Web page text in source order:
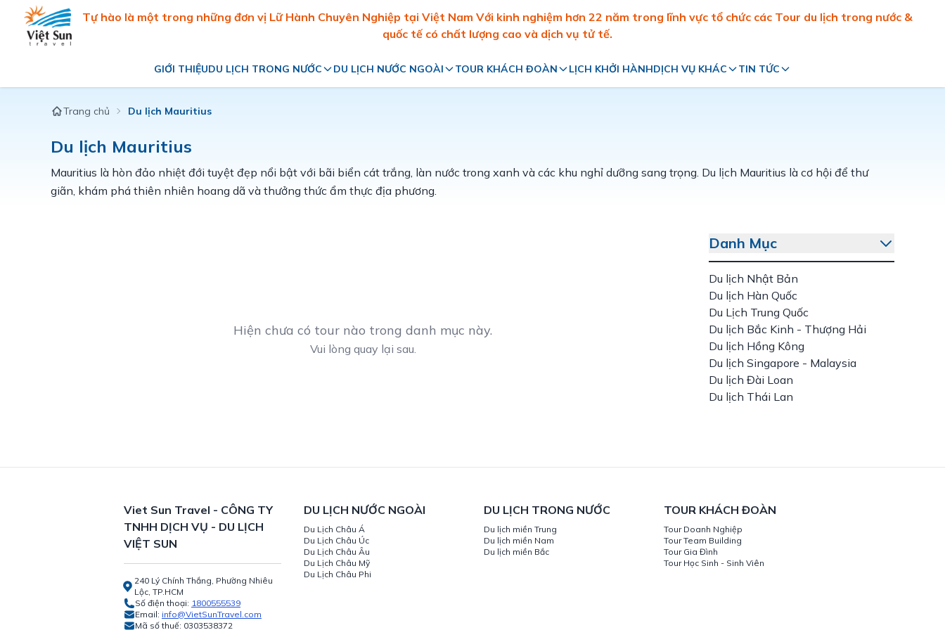
Tự hào là một trong những đơn vị Lữ Hành Chuyên Nghiệp tại Việt Nam Với kinh nghiệm hơn 22 năm trong lĩnh vực tổ chức các Tour du lịch trong nước &
quốc tế có chất lượng cao và dịch vụ tử tế.
GIỚI THIỆUDU LỊCH TRONG NƯỚC DU LỊCH NƯỚC NGOÀI TOUR KHÁCH ĐOÀN LỊCH KHỞI HÀNHDỊCH VỤ KHÁC TIN TỨC
Trang chủ Du lịch Mauritius
Du lịch Mauritius
Mauritius là hòn đảo nhiệt đới tuyệt đẹp nổi bật với bãi biển cát trắng, làn nước trong xanh và các khu nghỉ dưỡng sang trọng. Du lịch Mauritius là cơ hội để thư
giãn, khám phá thiên nhiên hoang dã và thưởng thức ẩm thực địa phương.
Hiện chưa có tour nào trong danh mục này.
Vui lòng quay lại sau.
Danh Mục
Du lịch Nhật Bản
Du lịch Hàn Quốc
Du Lịch Trung Quốc
Du lịch Bắc Kinh - Thượng Hải
Du lịch Hồng Kông
Du lịch Singapore - Malaysia
Du lịch Đài Loan
Du lịch Thái Lan
Viet Sun Travel - CÔNG TY
TNHH DỊCH VỤ - DU LỊCH
VIỆT SUN
240 Lý Chính Thắng, Phường Nhiêu
Lộc, TP.HCM
Số điện thoại: 1800555539
Email: info@VietSunTravel.com
Mã số thuế: 0303538372
DU LỊCH NƯỚC NGOÀI
Du Lịch Châu Á
Du Lịch Châu Úc
Du Lịch Châu Âu
Du Lịch Châu Mỹ
Du Lịch Châu Phi
DU LỊCH TRONG NƯỚC
Du lịch miền Trung
Du lịch miền Nam
Du lịch miền Bắc
TOUR KHÁCH ĐOÀN
Tour Doanh Nghiệp
Tour Team Building
Tour Gia Đình
Tour Học Sinh - Sinh Viên